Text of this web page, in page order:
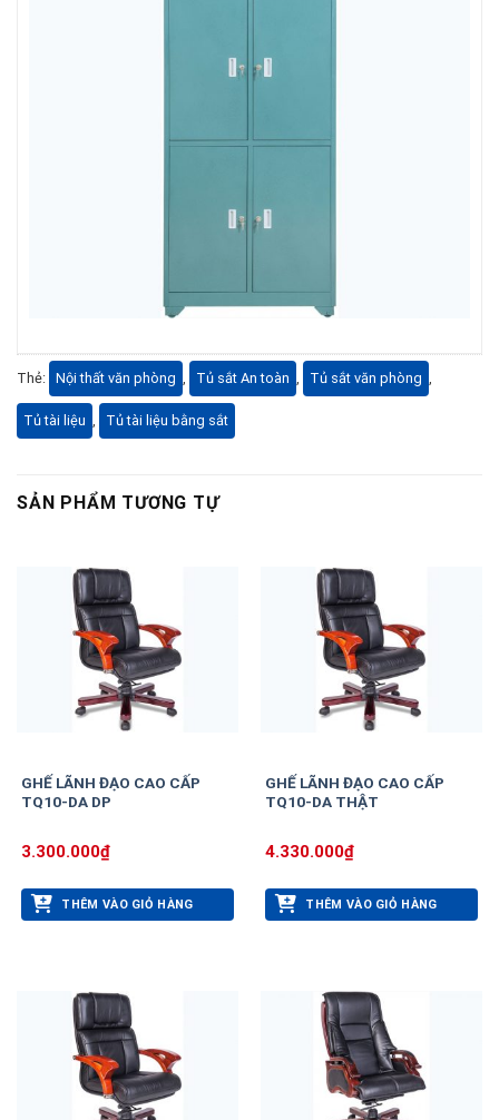
Thẻ: Nội thất văn phòng Tủ sắt An toàn Tủ sắt văn phòng
Tủ tài liệu Tủ tài liệu bằng sắt
SẢN PHẨM TƯƠNG TỰ
GHẾ LÃNH ĐẠO CAO CẤP
TQ10-DA DP
3.300.000₫
THÊM VÀO GIỎ HÀNG
GHẾ LÃNH ĐẠO CAO CẤP
TQ10-DA THẬT
4.330.000₫
THÊM VÀO GIỎ HÀNG